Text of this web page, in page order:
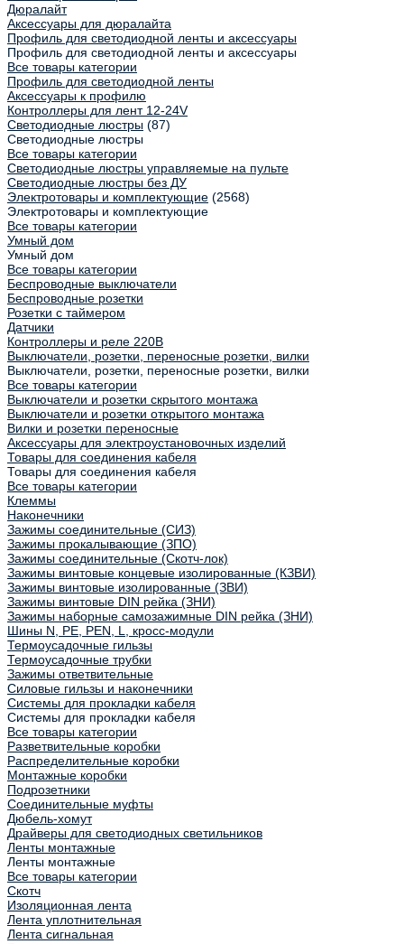
Дюралайт
Аксессуары для дюралайта
Профиль для светодиодной ленты и аксессуары
Профиль для светодиодной ленты и аксессуары
Все товары категории
Профиль для светодиодной ленты
Аксессуары к профилю
Контроллеры для лент 12-24V
Светодиодные люстры (87)
Светодиодные люстры
Все товары категории
Светодиодные люстры управляемые на пульте
Светодиодные люстры без ДУ
Электротовары и комплектующие (2568)
Электротовары и комплектующие
Все товары категории
Умный дом
Умный дом
Все товары категории
Беспроводные выключатели
Беспроводные розетки
Розетки с таймером
Датчики
Контроллеры и реле 220В
Выключатели, розетки, переносные розетки, вилки
Выключатели, розетки, переносные розетки, вилки
Все товары категории
Выключатели и розетки скрытого монтажа
Выключатели и розетки открытого монтажа
Вилки и розетки переносные
Аксессуары для электроустановочных изделий
Товары для соединения кабеля
Товары для соединения кабеля
Все товары категории
Клеммы
Наконечники
Зажимы соединительные (СИЗ)
Зажимы прокалывающие (ЗПО)
Зажимы соединительные (Скотч-лок)
Зажимы винтовые концевые изолированные (КЗВИ)
Зажимы винтовые изолированные (ЗВИ)
Зажимы винтовые DIN рейка (ЗНИ)
Зажимы наборные самозажимные DIN рейка (ЗНИ)
Шины N, PE, PEN, L, кросс-модули
Термоусадочные гильзы
Термоусадочные трубки
Зажимы ответвительные
Силовые гильзы и наконечники
Системы для прокладки кабеля
Системы для прокладки кабеля
Все товары категории
Разветвительные коробки
Распределительные коробки
Монтажные коробки
Подрозетники
Соединительные муфты
Дюбель-хомут
Драйверы для светодиодных светильников
Ленты монтажные
Ленты монтажные
Все товары категории
Скотч
Изоляционная лента
Лента уплотнительная
Лента сигнальная